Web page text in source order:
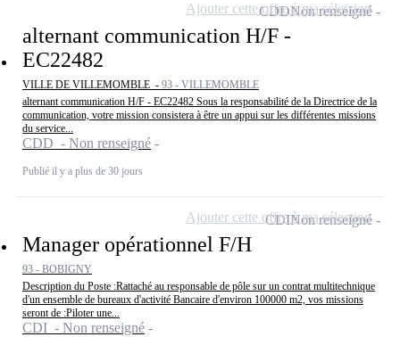
alternant communication H/F -
EC22482
VILLE DE VILLEMOMBLE - 93 - VILLEMOMBLE
alternant communication H/F - EC22482 Sous la responsabilité de la Directrice de la
communication, votre mission consistera à être un appui sur les différentes missions
du service...
CDD - Non renseigné
Publié il y a plus de 30 jours
CDDNon renseigné
Ajouter cette offre à ma sélection
Manager opérationnel F/H
93 - BOBIGNY
Description du Poste :Rattaché au responsable de pôle sur un contrat multitechnique
d'un ensemble de bureaux d'activité Bancaire d'environ 100000 m2, vos missions
seront de :Piloter une...
CDI - Non renseigné
CDINon renseigné
Ajouter cette offre à ma sélection